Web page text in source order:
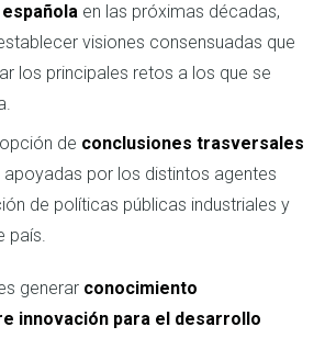
en las próximas décadas,
visiones consensuadas que
los principales retos a los que se
de conclusiones trasversales
apoyadas por los distintos agentes
de políticas públicas industriales y
país.
generar conocimiento
innovación para el desarrollo